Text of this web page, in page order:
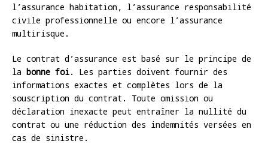
l’assurance habitation, l’assurance responsabilité
civile professionnelle ou encore l’assurance
multirisque.
Le contrat d’assurance est basé sur le principe de
la bonne foi. Les parties doivent fournir des
informations exactes et complètes lors de la
souscription du contrat. Toute omission ou
déclaration inexacte peut entraîner la nullité du
contrat ou une réduction des indemnités versées en
cas de sinistre.